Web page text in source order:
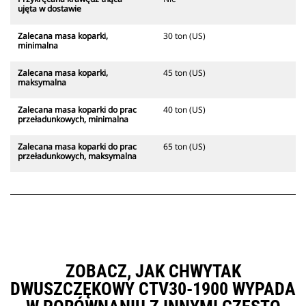
ujęta w dostawie
Zalecana masa koparki,
minimalna
30 ton (US)
Zalecana masa koparki,
maksymalna
45 ton (US)
Zalecana masa koparki do prac
przeładunkowych, minimalna
40 ton (US)
Zalecana masa koparki do prac
przeładunkowych, maksymalna
65 ton (US)
ZOBACZ, JAK CHWYTAK
DWUSZCZĘKOWY CTV30-1900 WYPADA